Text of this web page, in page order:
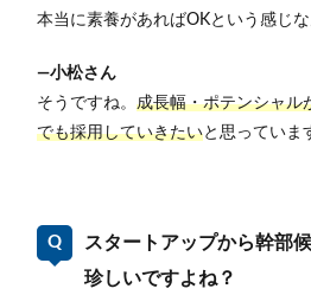
本当に素養があればOKという感じな
―小松さん
そうですね。 成長幅・ポテンシャル
でも採用していきたいと思っていま
スタートアップから幹部
珍しいですよね？